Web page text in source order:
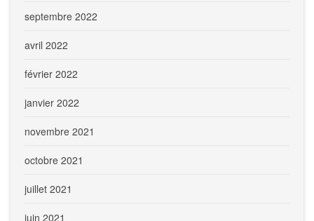
septembre 2022
avril 2022
février 2022
janvier 2022
novembre 2021
octobre 2021
juillet 2021
juin 2021